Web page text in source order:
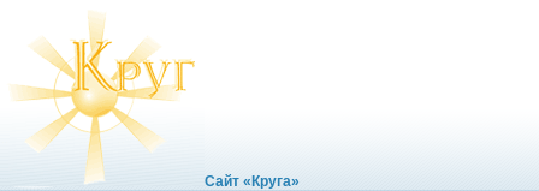
Сайт «Круга»